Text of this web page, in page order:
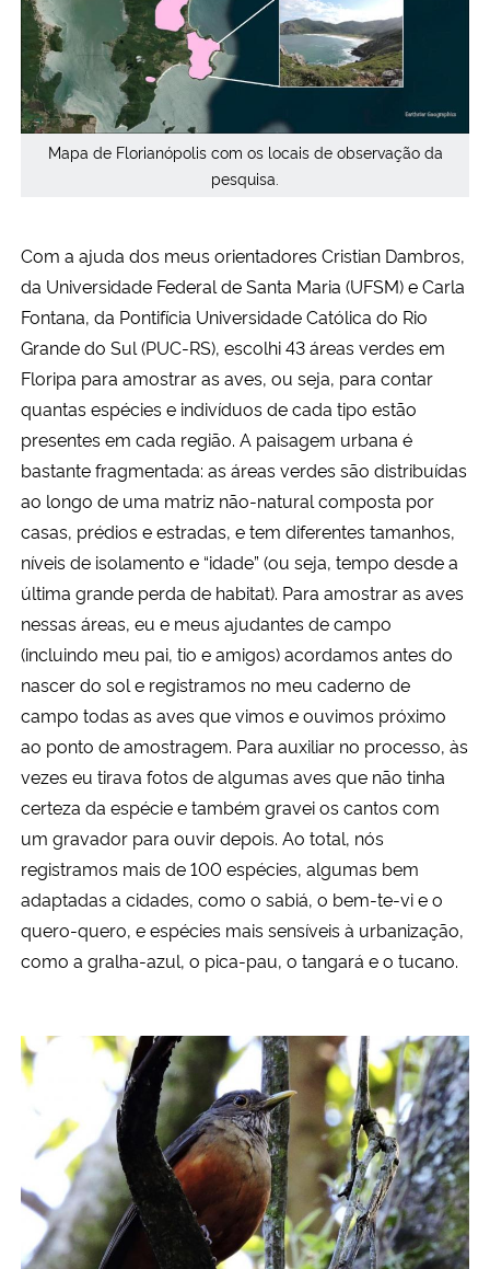
Mapa de Florianópolis com os locais de observação da
pesquisa.
Com a ajuda dos meus orientadores Cristian Dambros,
da Universidade Federal de Santa Maria (UFSM) e Carla
Fontana, da Pontifícia Universidade Católica do Rio
Grande do Sul (PUC-RS), escolhi 43 áreas verdes em
Floripa para amostrar as aves, ou seja, para contar
quantas espécies e indivíduos de cada tipo estão
presentes em cada região. A paisagem urbana é
bastante fragmentada: as áreas verdes são distribuídas
ao longo de uma matriz não-natural composta por
casas, prédios e estradas, e tem diferentes tamanhos,
níveis de isolamento e “idade” (ou seja, tempo desde a
última grande perda de habitat). Para amostrar as aves
nessas áreas, eu e meus ajudantes de campo
(incluindo meu pai, tio e amigos) acordamos antes do
nascer do sol e registramos no meu caderno de
campo todas as aves que vimos e ouvimos próximo
ao ponto de amostragem. Para auxiliar no processo, às
vezes eu tirava fotos de algumas aves que não tinha
certeza da espécie e também gravei os cantos com
um gravador para ouvir depois. Ao total, nós
registramos mais de 100 espécies, algumas bem
adaptadas a cidades, como o sabiá, o bem-te-vi e o
quero-quero, e espécies mais sensíveis à urbanização,
como a gralha-azul, o pica-pau, o tangará e o tucano.